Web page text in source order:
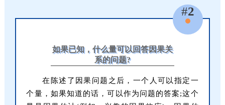
#2
如果已知，什么量可以回答因果关
系的问题?
在陈述了因果问题之后，一个人可以指定一
个量，如果知道的话，可以作为问题的答案;这个